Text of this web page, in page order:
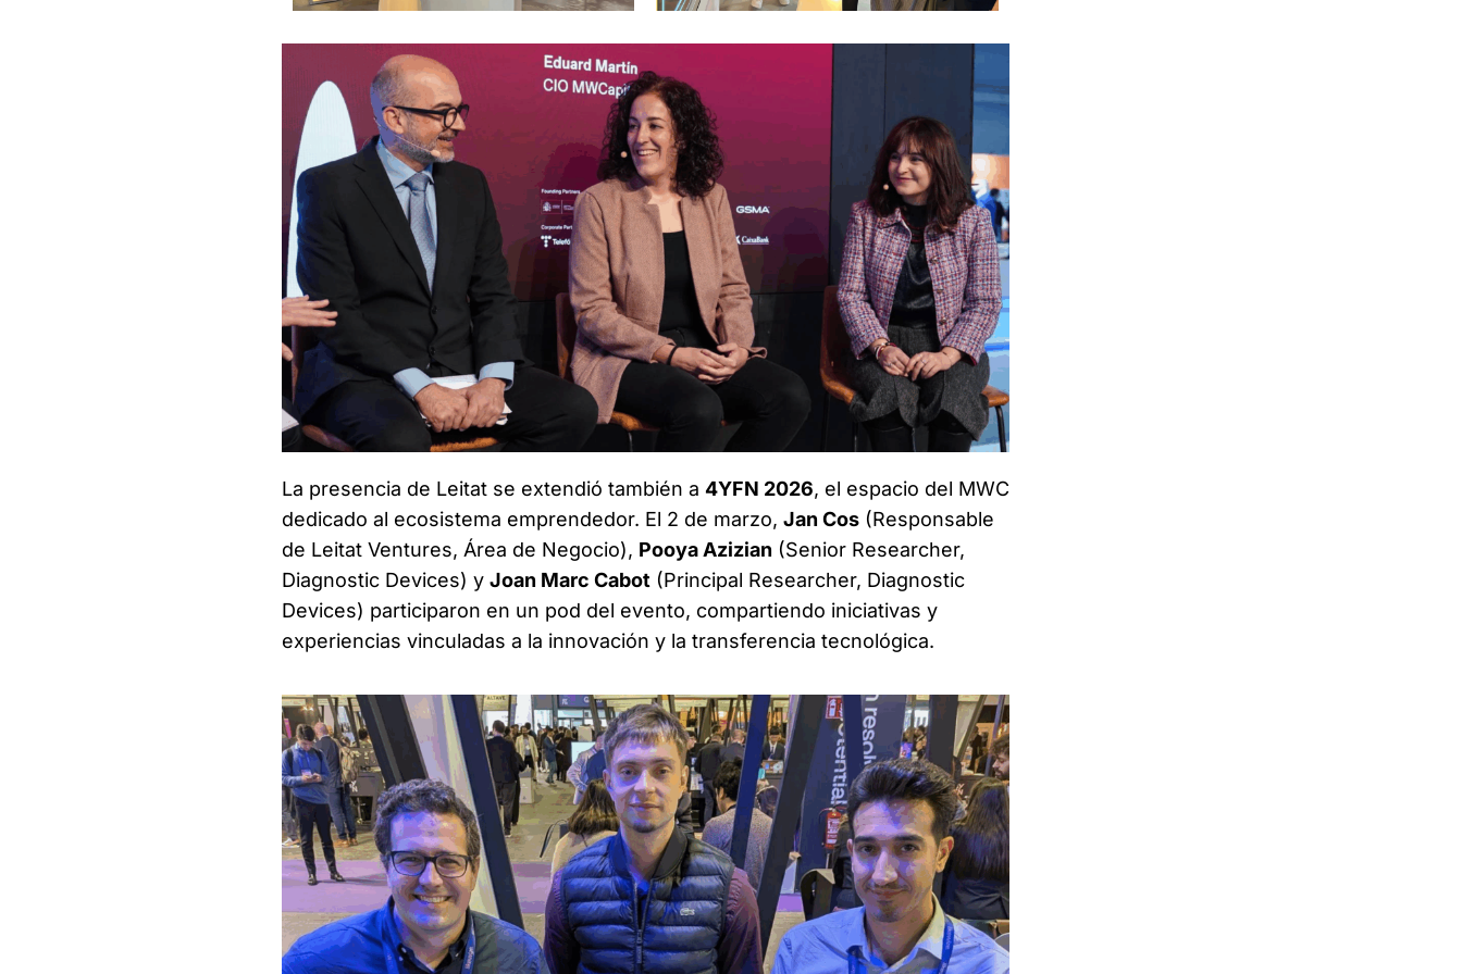
La presencia de Leitat se extendió también a 4YFN 2026, el espacio del MWC
dedicado al ecosistema emprendedor. El 2 de marzo, Jan Cos(Responsable
de Leitat Ventures, Área de Negocio), Pooya Azizian (Senior Researcher,
Diagnostic Devices) y Joan Marc Cabot(Principal Researcher, Diagnostic
Devices) participaron en un pod del evento, compartiendo iniciativas y
experiencias vinculadas a la innovación y la transferencia tecnológica.